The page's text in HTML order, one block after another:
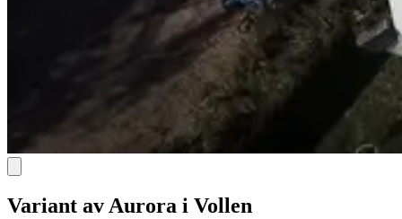
Variant av Aurora i Vollen